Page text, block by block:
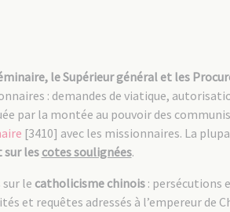
le Supérieur général et les
: demandes de viatique,
par la montée au pouvoir des
[3410] avec les missionnaires. La
sur les cotes soulignées.
le catholicisme chinois: persécutions
et requêtes adressés à l’empereur